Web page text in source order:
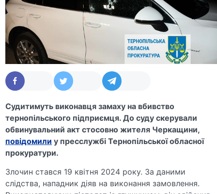
Судитимуть виконавця замаху на вбивство
тернопільського підприємця. До суду скерували
обвинувальний акт стосовно жителя Черкащини,
повідомили у пресслужбі Тернопільської обласної
прокуратури.
Злочин стався 19 квітня 2024 року. За даними
слідства, нападник діяв на виконання замовлення.